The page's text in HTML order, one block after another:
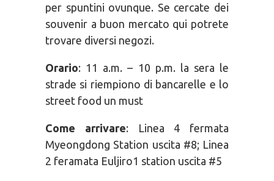
per spuntini ovunque. Se cercate dei
souvenir a buon mercato qui potrete
trovare diversi negozi.
Orario: 11 a.m. – 10 p.m. la sera le
strade si riempiono di bancarelle e lo
street food un must
Come arrivare: Linea 4 fermata
Myeongdong Station uscita #8; Linea
2 feramata Euljiro1 station uscita #5